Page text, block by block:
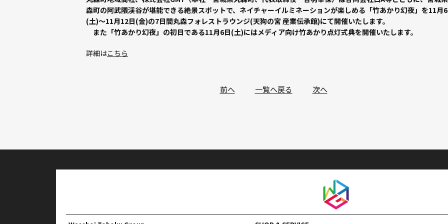
森町の阿武隈渓谷が堪能できる絶景スポットで、ネイチャーイルミネーションが楽しめる「竹あかり幻夜」を11月
(土)～11月12日(金)の7日間丸森フォレストラウンジ(天狗の宮 産業伝承館)にて開催いたします。
また「竹あかり幻夜」の初日である11月6日(土)にはメディア向け竹あかり点灯式典を開催いたします。
詳細はこちら
前へ︎ 一覧へ戻る 次へ︎